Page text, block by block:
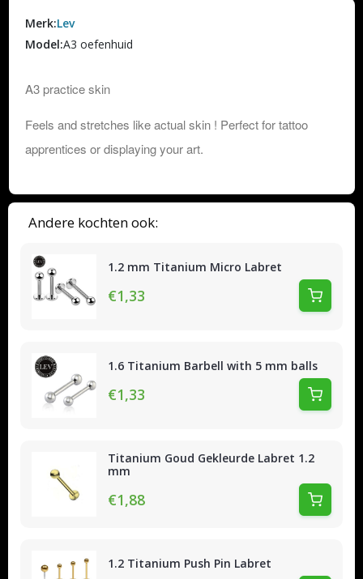
Andere kochten ook:
1.2 mm Titanium Micro Labret
€1,33
1.6 Titanium Barbell with 5 mm balls
€1,33
Titanium Goud Gekleurde Labret 1.2
mm
€1,88
1.2 Titanium Push Pin Labret
Merk:Lev
Model:A3 oefenhuid
A3 practice skin
Feels and stretches like actual skin ! Perfect for tattoo
apprentices or displaying your art.